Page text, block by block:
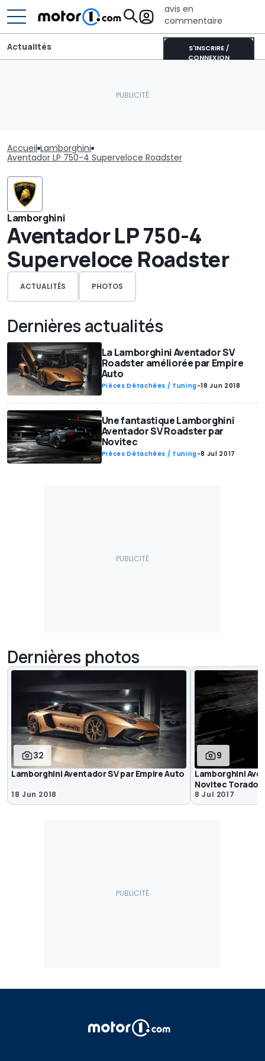
avis en
commentaire
S'INSCRIRE /
CONNEXION
Actualités
Accueil Lamborghini
Aventador LP 750-4 Superveloce Roadster
Lamborghini
Aventador LP 750-4
Superveloce Roadster
ACTUALITÉS PHOTOS
Dernières actualités
La Lamborghini Aventador SV
Roadster améliorée par Empire
Auto
Pièces Détachées / Tuning-18 Jun 2018
Une fantastique Lamborghini
Aventador SV Roadster par
Novitec
Pièces Détachées / Tuning-8 Jul 2017
Dernières photos
32
Lamborghini Aventador SV par Empire Auto
18 Jun 2018
9
Lamborghini
Novitec Torado
8 Jul 2017